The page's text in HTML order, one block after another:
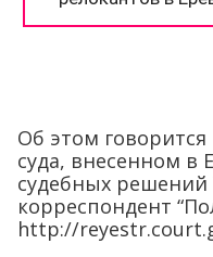
Об этом
суда, внесенном в
судебных
корреспондент
http://